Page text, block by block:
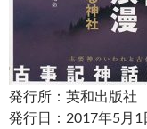
発行所：英和出版社
発行日：2017年5月1